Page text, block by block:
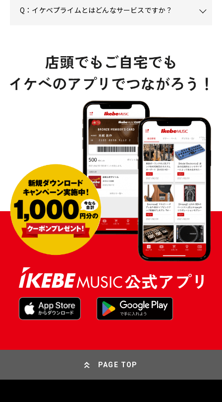
Q：イケベプライムとはどんなサービスですか？
PAGE TOP